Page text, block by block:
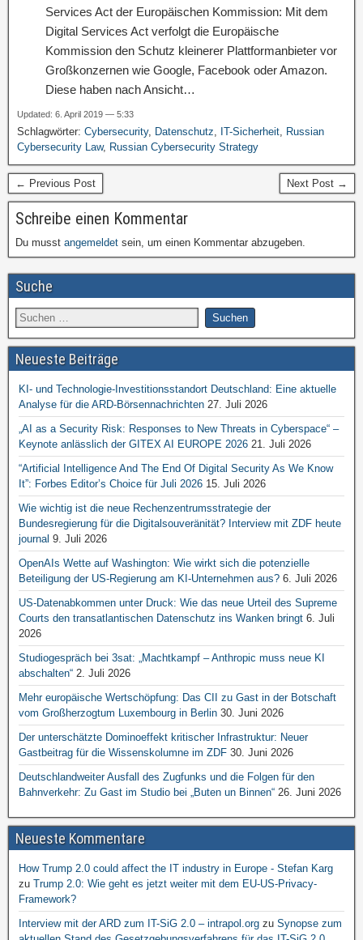
Services Act der Europäischen Kommission: Mit dem
Digital Services Act verfolgt die Europäische
Kommission den Schutz kleinerer Plattformanbieter vor
Großkonzernen wie Google, Facebook oder Amazon.
Diese haben nach Ansicht…
Updated: 6. April 2019 — 5:33
Schlagwörter: Cybersecurity, Datenschutz IT-Sicherheit Russian
Cybersecurity Law, Russian Cybersecurity Strategy
← Previous Post Next Post →
Schreibe einen Kommentar
Du musst angemeldet sein, um einen Kommentar abzugeben.
Suche
Neueste Beiträge
KI- und Technologie-Investitionsstandort Deutschland: Eine aktuelle
Analyse für die ARD-Börsennachrichten 27. Juli 2026
„AI as a Security Risk: Responses to New Threats in Cyberspace“ –
Keynote anlässlich der GITEX AI EUROPE 2026 21. Juli 2026
“Artificial Intelligence And The End Of Digital Security As We Know
It”: Forbes Editor’s Choice für Juli 2026 15. Juli 2026
Wie wichtig ist die neue Rechenzentrumsstrategie der
Bundesregierung für die Digitalsouveränität? Interview mit ZDF heute
journal 9. Juli 2026
OpenAIs Wette auf Washington: Wie wirkt sich die potenzielle
Beteiligung der US-Regierung am KI-Unternehmen aus? 6. Juli 2026
US-Datenabkommen unter Druck: Wie das neue Urteil des Supreme
Courts den transatlantischen Datenschutz ins Wanken bringt 6. Juli
2026
Studiogespräch bei 3sat: „Machtkampf – Anthropic muss neue KI
abschalten“ 2. Juli 2026
Mehr europäische Wertschöpfung: Das CII zu Gast in der Botschaft
vom Großherzogtum Luxembourg in Berlin 30. Juni 2026
Der unterschätzte Dominoeffekt kritischer Infrastruktur: Neuer
Gastbeitrag für die Wissenskolumne im ZDF 30. Juni 2026
Deutschlandweiter Ausfall des Zugfunks und die Folgen für den
Bahnverkehr: Zu Gast im Studio bei „Buten un Binnen“ 26. Juni 2026
Neueste Kommentare
How Trump 2.0 could affect the IT industry in Europe - Stefan Karg
zu Trump 2.0: Wie geht es jetzt weiter mit dem EU-US-Privacy-
Framework?
Interview mit der ARD zum IT-SiG 2.0 – intrapol.org zu Synopse zum